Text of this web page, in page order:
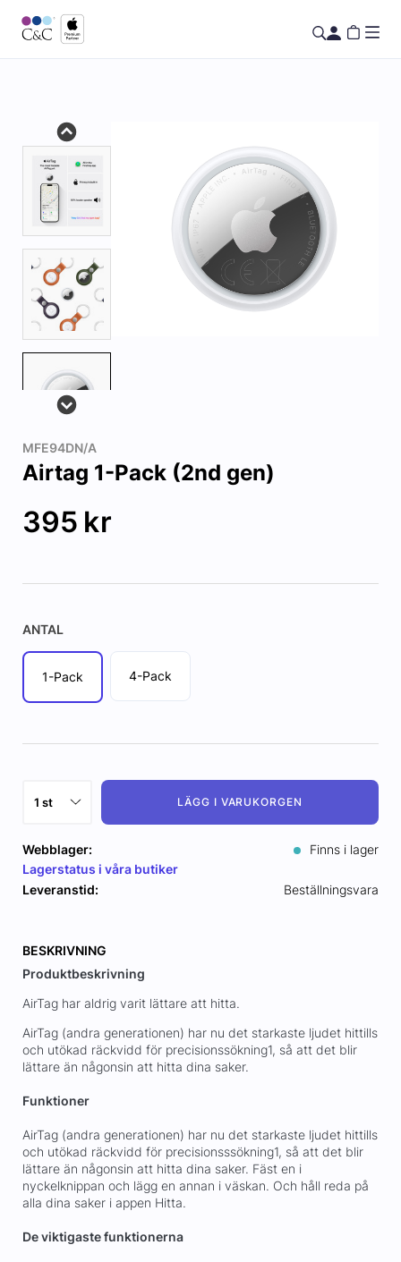
MFE94DN/A
Airtag 1-Pack (2nd gen)
395 kr
ANTAL
1-Pack 4-Pack
LÄGG I VARUKORGEN
Webblager:
Finns i lager
Lagerstatus i våra butiker
Leveranstid:
Beställningsvara
BESKRIVNING
Produktbeskrivning
AirTag har aldrig varit lättare att hitta.
AirTag (andra generationen) har nu det starkaste ljudet hittills
och utökad räckvidd för precisionssökning1, så att det blir
lättare än någonsin att hitta dina saker.
Funktioner
AirTag (andra generationen) har nu det starkaste ljudet hittills
och utökad räckvidd för precisionsssökning1, så att det blir
lättare än någonsin att hitta dina saker. Fäst en i
nyckelknippan och lägg en annan i väskan. Och håll reda på
alla dina saker i appen Hitta.
De viktigaste funktionerna